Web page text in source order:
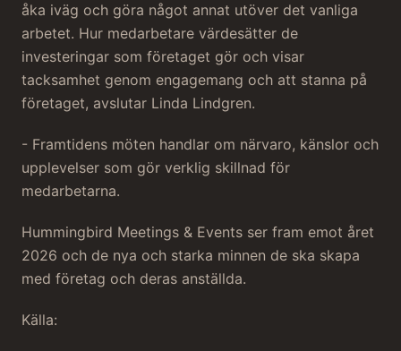
åka iväg och göra något annat utöver det vanliga
arbetet. Hur medarbetare värdesätter de
investeringar som företaget gör och visar
tacksamhet genom engagemang och att stanna på
företaget, avslutar Linda Lindgren.
- Framtidens möten handlar om närvaro, känslor och
upplevelser som gör verklig skillnad för
medarbetarna.
Hummingbird Meetings & Events ser fram emot året
2026 och de nya och starka minnen de ska skapa
med företag och deras anställda.
Källa: